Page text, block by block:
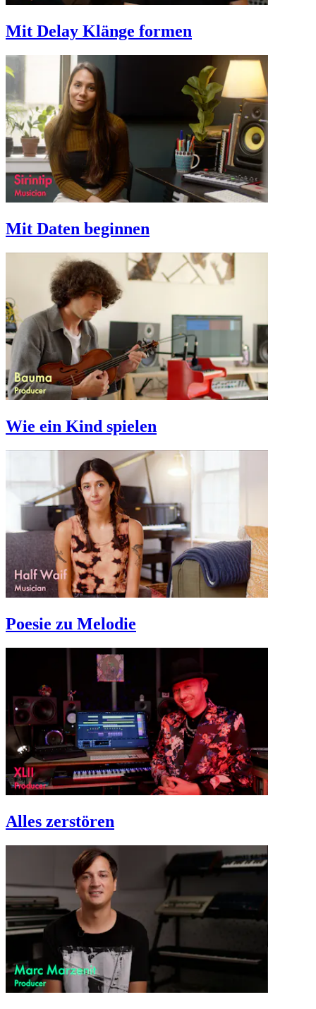
Mit Delay Klänge formen
Mit Daten beginnen
Wie ein Kind spielen
Poesie zu Melodie
Alles zerstören